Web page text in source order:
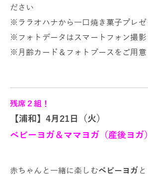
ださい
※ララオハナから一口焼き菓子プレ
※フォトデータはスマートフォン撮影
※月齢カード＆フォトブースをご用意
残席２組！
【浦和】 4月21日（火）
ベビーヨガ＆ママヨガ（産後ヨガ
赤ちゃんと一緒に楽しむベビーヨガと